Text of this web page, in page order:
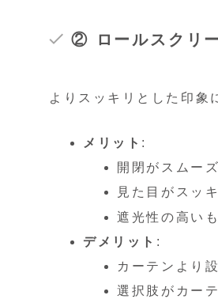
② ロールスクリ
よりスッキリとした印象
メリット :
開閉がスムー
見た目がスッ
遮光性の高い
デメリット :
カーテンより
選択肢がカー